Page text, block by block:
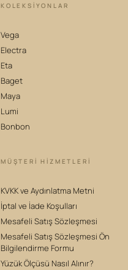
KOLEKSIYONLAR
Vega
Electra
Eta
Baget
Maya
Lumi
Bonbon
MÜŞTERİ HİZMETLERİ
KVKK ve Aydınlatma Metni
İptal ve İade Koşulları
Mesafeli Satış Sözleşmesi
Mesafeli Satış Sözleşmesi Ön
Bilgilendirme Formu
Yüzük Ölçüsü Nasıl Alınır?